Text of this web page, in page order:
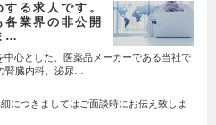
る求人です。
業界の非公開
…
心とした、医薬品メーカーである当社で
腎臓内科、泌尿…
につきましてはご面談時にお伝え致しま